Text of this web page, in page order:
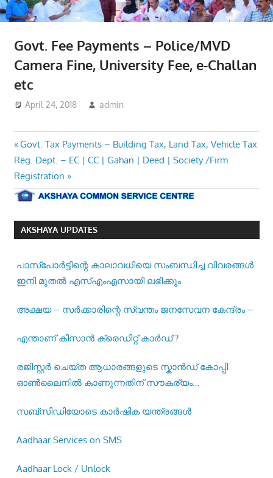
Govt. Fee Payments – Police/MVD
Camera Fine, University Fee, e-Challan
etc
April 24, 2018 admin
Post
navigation
Previous
Post:
Govt. Tax Payments – Building Tax, Land Tax, Vehicle Tax
Next
Post:
Reg. Dept. – EC | CC | Gahan | Deed | Society /Firm
Registration
AKSHAYA UPDATES
പാസ്‌പോര്‍ട്ടിന്റെ കാലാവധിയെ സംബന്ധിച്ച വിവരങ്ങള്‍
ഇനി മുതല്‍ എസ്എംഎസായി ലഭിക്കും
അക്ഷയ – സർക്കാരിന്റെ സ്വന്തം ജനസേവന കേന്ദ്രം –
എന്താണ് കിസാൻ ക്രെഡിറ്റ് കാർഡ് ?
രജിസ്റ്റര്‍ ചെയ്ത ആധാരങ്ങളുടെ സ്കാന്‍ഡ് കോപ്പി
ഓണ്‍ലൈനില്‍ കാണുന്നതിന് സൗകര്യം
സബ്സിഡിയോടെ കാർഷിക യന്ത്രങ്ങൾ
Aadhaar Services on SMS
Aadhaar Lock / Unlock